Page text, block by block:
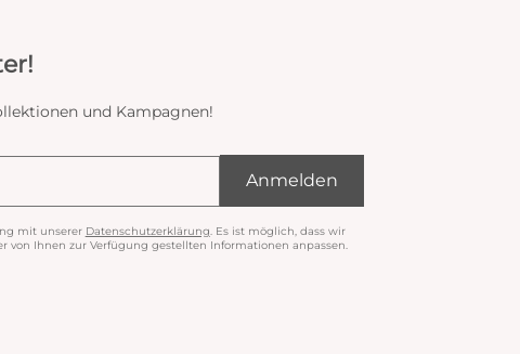
und Kampagnen!
mit unserer Datenschutzerklärung . Es ist möglich, dass wir
Ihnen zur Verfügung gestellten Informationen anpassen.
Anmelden